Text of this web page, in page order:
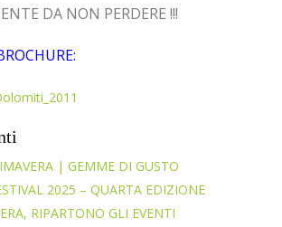
DA NON PERDERE !!!
| GEMME DI GUSTO
2025 – QUARTA EDIZIONE
RIPARTONO GLI EVENTI